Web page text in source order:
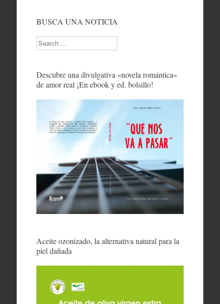
BUSCA UNA NOTICIA
Search
Descubre una divulgativa «novela romántica»
de amor real ¡En ebook y ed. bolsillo!
Aceite ozonizado, la alternativa natural para la
piel dañada